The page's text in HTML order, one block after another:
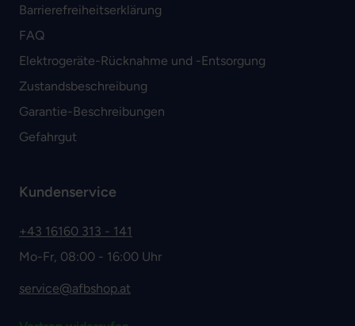
Barrierefreiheitserklärung
FAQ
Elektrogeräte-Rücknahme und -Entsorgung
Zustandsbeschreibung
Garantie-Beschreibungen
Gefahrgut
Kundenservice
+43 16160 313 - 141
Mo-Fr, 08:00 - 16:00 Uhr
service@afbshop.at